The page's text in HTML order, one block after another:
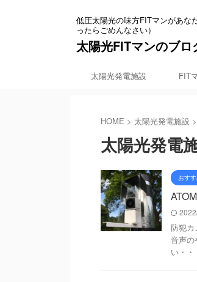
低圧太陽光の味方FITマンがあな
ったらごめんなさい）
太陽光FITマンのブロ
太陽光発電施設 FIT
HOME > 太陽光発電施設 >
太陽光発電
おす
防犯カ
音声の
い・